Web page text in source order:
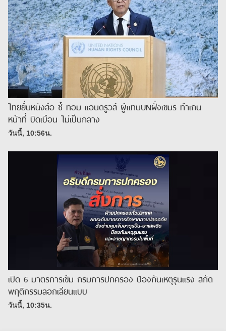
ไทยยื่นหนังสือ ชี้ ทอม แอนดรูวส์ ผู้แทนUNฝั่งเขมร ทำเกิน
หน้าที่ บิดเบือน ไม่เป็นกลาง
วันนี้, 10:56น.
เปิด 6 มาตรการเข้ม กรมการปกครอง ป้องกันเหตุรุนแรง สกัด
พฤติกรรมลอกเลียนแบบ
วันนี้, 10:35น.